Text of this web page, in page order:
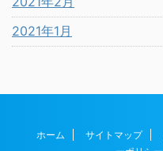
2021年1月
ホーム サイトマップ